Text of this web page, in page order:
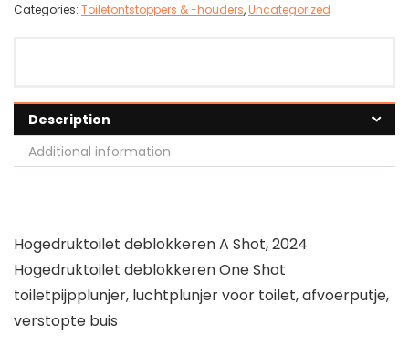
Categories: Toiletontstoppers & -houders,Uncategorized
Description
Additional information
Hogedruktoilet deblokkeren A Shot, 2024
Hogedruktoilet deblokkeren One Shot
toiletpijpplunjer, luchtplunjer voor toilet, afvoerputje,
verstopte buis